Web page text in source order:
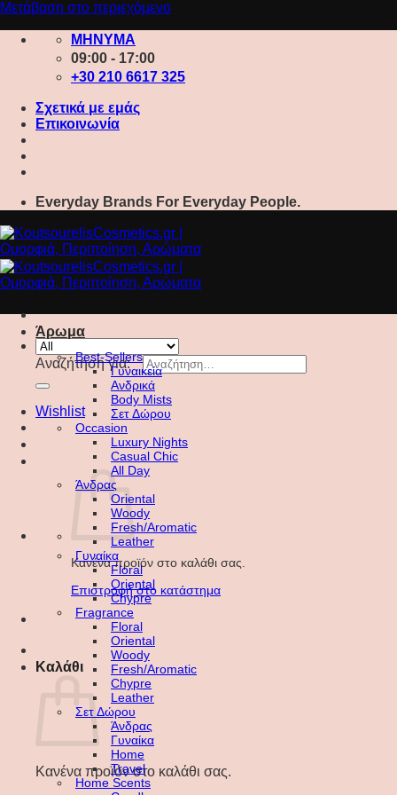
Μετάβαση στο περιεχόμενο
ΜΗΝΥΜΑ
09:00 - 17:00
+30 210 6617 325
Σχετικά με εμάς
Επικοινωνία
Everyday Brands For Everyday People.
Αναζήτηση για:
Wishlist
Κανένα προϊόν στο καλάθι σας.
Επιστροφή στο κατάστημα
Καλάθι
Κανένα προϊόν στο καλάθι σας.
Άρωμα
Best-Sellers
Γυναικεία
Ανδρικά
Body Mists
Σετ Δώρου
Occasion
Luxury Nights
Casual Chic
All Day
Άνδρας
Oriental
Woody
Fresh/Aromatic
Leather
Γυναίκα
Floral
Oriental
Chypre
Fragrance
Floral
Oriental
Woody
Fresh/Aromatic
Chypre
Leather
Σετ Δώρου
Άνδρας
Γυναίκα
Home
Travel
Home Scents